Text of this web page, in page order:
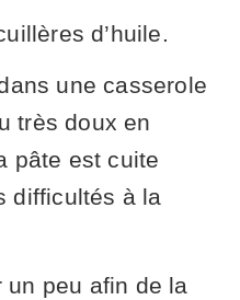
d’huile.
une casserole
très doux en
pâte est cuite
difficultés à la
peu afin de la